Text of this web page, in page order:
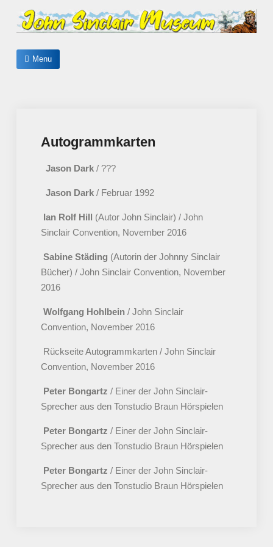
John Sinclair Museum
Menu
Autogrammkarten
Jason Dark/ ???
Jason Dark/ Februar 1992
Ian Rolf Hill (Autor John Sinclair) / John
Sinclair Convention, November 2016
Sabine Städing (Autorin der Johnny Sinclair
Bücher) / John Sinclair Convention, November
2016
Wolfgang Hohlbein/ John Sinclair
Convention, November 2016
Rückseite Autogrammkarten / John Sinclair
Convention, November 2016
Peter Bongartz / Einer der John Sinclair-
Sprecher aus den Tonstudio Braun Hörspielen
Peter Bongartz / Einer der John Sinclair-
Sprecher aus den Tonstudio Braun Hörspielen
Peter Bongartz / Einer der John Sinclair-
Sprecher aus den Tonstudio Braun Hörspielen